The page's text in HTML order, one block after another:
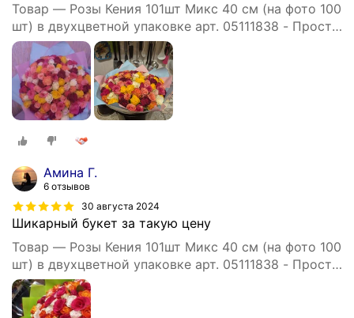
Товар — Розы Кения 101шт Микс 40 см (на фото 100
шт) в двухцветной упаковке арт. 05111838 - Просто
роза ру st hi po kr ak
Амина Г.
6 отзывов
30 августа 2024
Шикарный букет за такую цену
Товар — Розы Кения 101шт Микс 40 см (на фото 100
шт) в двухцветной упаковке арт. 05111838 - Просто
роза ру st hi po kr ak